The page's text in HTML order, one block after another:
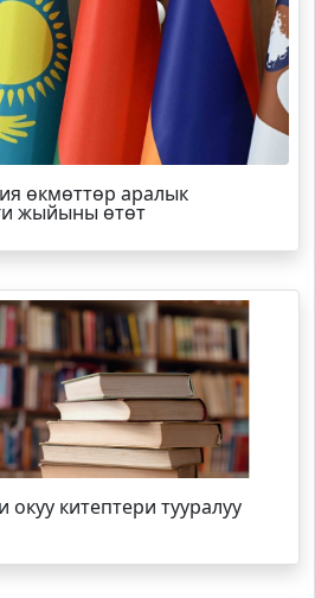
өкмөттөр аралык
жыйыны өтөт
окуу китептери тууралуу